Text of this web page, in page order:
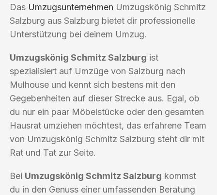
Das Umzugsunternehmen Umzugskönig Schmitz
Salzburg aus Salzburg bietet dir professionelle
Unterstützung bei deinem Umzug.
Umzugskönig Schmitz Salzburg ist
spezialisiert auf Umzüge von Salzburg nach
Mulhouse und kennt sich bestens mit den
Gegebenheiten auf dieser Strecke aus. Egal, ob
du nur ein paar Möbelstücke oder den gesamten
Hausrat umziehen möchtest, das erfahrene Team
von Umzugskönig Schmitz Salzburg steht dir mit
Rat und Tat zur Seite.
Bei Umzugskönig Schmitz Salzburg kommst
du in den Genuss einer umfassenden Beratung